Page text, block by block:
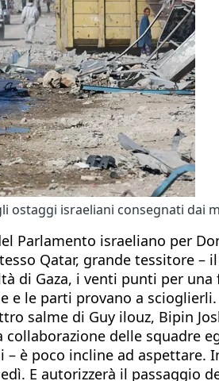
israeliani consegnati dai
Parlamento israeliano per
Qatar, grande tessitore –
di Gaza, i venti punti per
e le parti provano a
salme di Guy ilouz, Bipin
delle squadre
è poco incline ad
E autorizzerà il passaggio